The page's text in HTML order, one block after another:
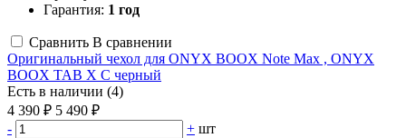
Гарантия: 1 год
Сравнить В сравнении
Оригинальный чехол для ONYX BOOX Note Max , ONYX
BOOX TAB X C черный
Есть в наличии (4)
4 390 ₽ 5 490 ₽
-
+ шт